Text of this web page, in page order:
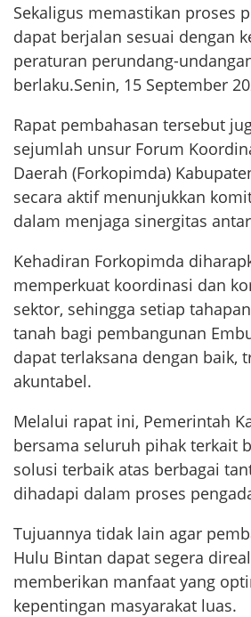
Sekaligus memastikan proses
dapat berjalan sesuai dengan
peraturan perundang-
berlaku.Senin, 15 September
Rapat pembahasan tersebut
sejumlah unsur Forum
Daerah (Forkopimda)
secara aktif menunjukkan
dalam menjaga sinergitas
Kehadiran Forkopimda
memperkuat koordinasi dan
sektor, sehingga setiap
tanah bagi pembangunan
dapat terlaksana dengan baik,
akuntabel.
Melalui rapat ini, Pemerintah
bersama seluruh pihak terkait
solusi terbaik atas berbagai
dihadapi dalam proses
Tujuannya tidak lain agar
Hulu Bintan dapat segera
memberikan manfaat yang
kepentingan masyarakat luas.